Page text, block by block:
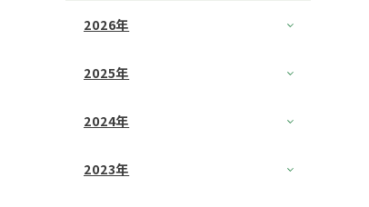
2026年
2025年
2024年
2023年